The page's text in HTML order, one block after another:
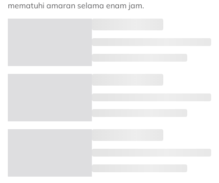
mematuhi amaran selama enam jam.